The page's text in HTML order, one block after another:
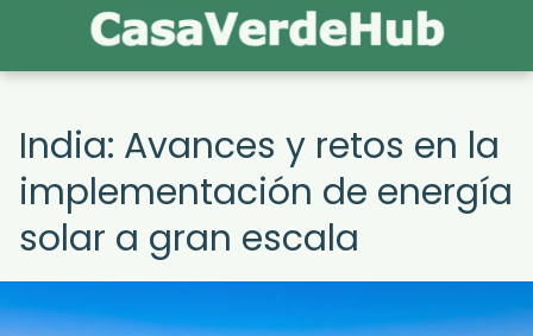
India: Avances y retos en la
implementación de energía
solar a gran escala